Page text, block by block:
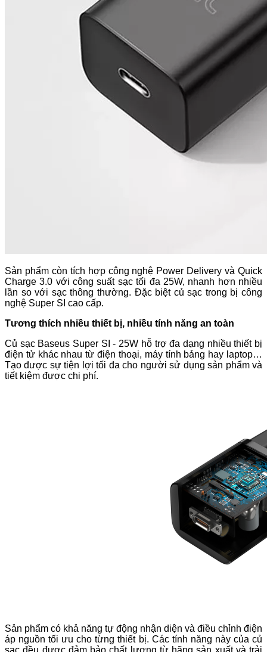
Sản phẩm còn tích hợp công nghệ Power Delivery và Quick
Charge 3.0 với công suất sạc tối đa 25W, nhanh hơn nhiều
lần so với sạc thông thường. Đặc biệt củ sạc trong bị công
nghệ Super SI cao cấp.
Tương thích nhiều thiết bị, nhiều tính năng an toàn
Củ sạc Baseus Super SI - 25W hỗ trợ đa dạng nhiều thiết bị
điện tử khác nhau từ điện thoại, máy tính bảng hay laptop…
Tạo được sự tiện lợi tối đa cho người sử dụng sản phẩm và
tiết kiệm được chi phí.
Sản phẩm có khả năng tự động nhận diện và điều chỉnh điện
áp nguồn tối ưu cho từng thiết bị. Các tính năng này của củ
sạc đều được đảm bảo chất lượng từ hãng sản xuất và trải